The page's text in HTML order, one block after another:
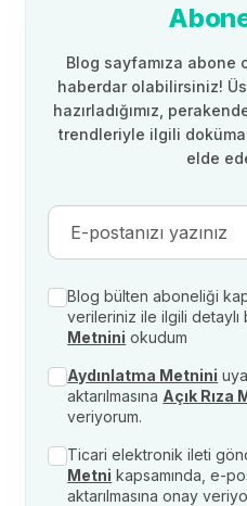
Blog sayfamıza abone
haberdar olabilirsiniz!
hazırladığımız,
trendleriyle ilgili
elde
Blog bülten aboneliği
verileriniz ile ilgili detaylı
Metnini okudum
Aydınlatma Metnini
aktarılmasına Açık Rıza
veriyorum.
Ticari elektronik ileti
Metni kapsamında, e-
aktarılmasına onay